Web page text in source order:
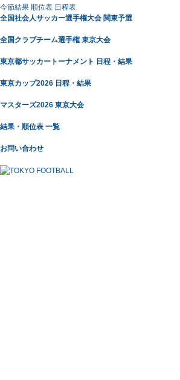
今節結果 順位表 日程表
全国社会人サッカー選手権大会 関東予選
全国クラブチーム選手権 東京大会
東京都サッカートーナメント 日程・結果
東京カップ2026 日程・結果
マスターズ2026 東京大会
結果・順位表 一覧
お問い合わせ